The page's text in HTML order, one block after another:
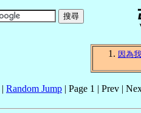
因為
| Random Jump | Page 1 | Prev |